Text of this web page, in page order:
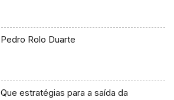
Pedro Rolo Duarte
Que estratégias para a saída da